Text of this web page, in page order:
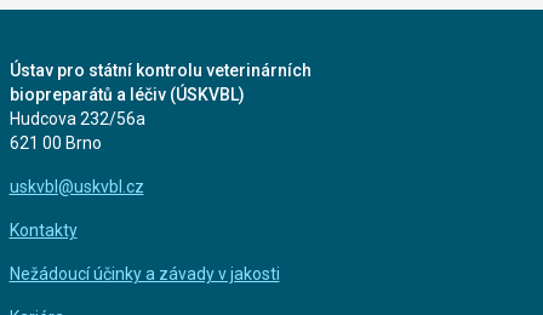
Ústav pro státní kontrolu veterinárních
biopreparátů a léčiv (ÚSKVBL)
Hudcova 232/56a
621 00 Brno
uskvbl@uskvbl.cz
Kontakty
Nežádoucí účinky a závady v jakosti